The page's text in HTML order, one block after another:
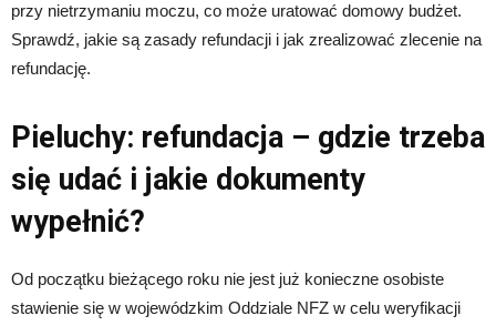
przy nietrzymaniu moczu, co może uratować domowy budżet.
Sprawdź, jakie są zasady refundacji i jak zrealizować zlecenie na
refundację.
Pieluchy: refundacja – gdzie trzeba
się udać i jakie dokumenty
wypełnić?
Od początku bieżącego roku nie jest już konieczne osobiste
stawienie się w wojewódzkim Oddziale NFZ w celu weryfikacji